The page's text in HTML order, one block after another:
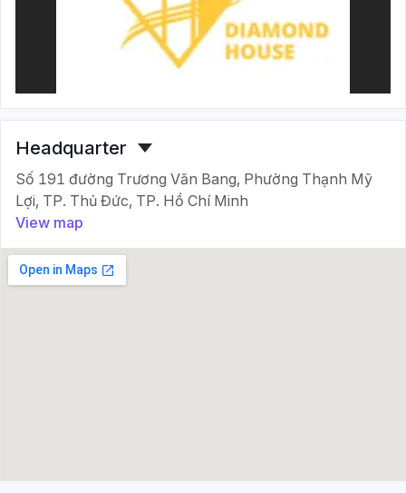
Headquarter
Số 191 đường Trương Văn Bang, Phường Thạnh Mỹ
Lợi, TP. Thủ Đức, TP. Hồ Chí Minh
View map